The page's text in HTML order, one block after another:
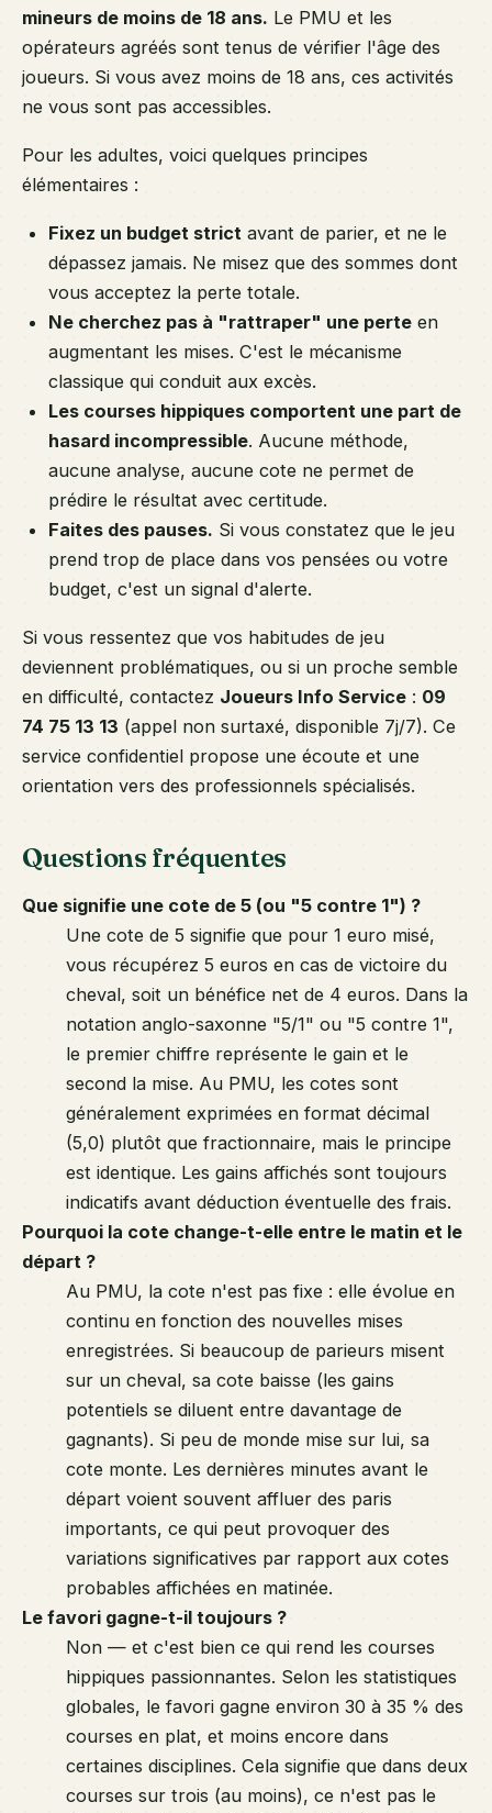
mineurs de moins de 18 ans. Le PMU et les
opérateurs agréés sont tenus de vérifier l'âge des
joueurs. Si vous avez moins de 18 ans, ces activités
ne vous sont pas accessibles.
Pour les adultes, voici quelques principes
élémentaires :
Fixez un budget strict avant de parier, et ne le
dépassez jamais. Ne misez que des sommes dont
vous acceptez la perte totale.
Ne cherchez pas à "rattraper" une perte en
augmentant les mises. C'est le mécanisme
classique qui conduit aux excès.
Les courses hippiques comportent une part de
hasard incompressible. Aucune méthode,
aucune analyse, aucune cote ne permet de
prédire le résultat avec certitude.
Faites des pauses. Si vous constatez que le jeu
prend trop de place dans vos pensées ou votre
budget, c'est un signal d'alerte.
Si vous ressentez que vos habitudes de jeu
deviennent problématiques, ou si un proche semble
en difficulté, contactez Joueurs Info Service : 09
74 75 13 13 (appel non surtaxé, disponible 7j/7). Ce
service confidentiel propose une écoute et une
orientation vers des professionnels spécialisés.
Questions fréquentes
Que signifie une cote de 5 (ou "5 contre 1") ?
Une cote de 5 signifie que pour 1 euro misé,
vous récupérez 5 euros en cas de victoire du
cheval, soit un bénéfice net de 4 euros. Dans la
notation anglo-saxonne "5/1" ou "5 contre 1",
le premier chiffre représente le gain et le
second la mise. Au PMU, les cotes sont
généralement exprimées en format décimal
(5,0) plutôt que fractionnaire, mais le principe
est identique. Les gains affichés sont toujours
indicatifs avant déduction éventuelle des frais.
Pourquoi la cote change-t-elle entre le matin et le
départ ?
Au PMU, la cote n'est pas fixe : elle évolue en
continu en fonction des nouvelles mises
enregistrées. Si beaucoup de parieurs misent
sur un cheval, sa cote baisse (les gains
potentiels se diluent entre davantage de
gagnants). Si peu de monde mise sur lui, sa
cote monte. Les dernières minutes avant le
départ voient souvent affluer des paris
importants, ce qui peut provoquer des
variations significatives par rapport aux cotes
probables affichées en matinée.
Le favori gagne-t-il toujours ?
Non — et c'est bien ce qui rend les courses
hippiques passionnantes. Selon les statistiques
globales, le favori gagne environ 30 à 35 % des
courses en plat, et moins encore dans
certaines disciplines. Cela signifie que dans deux
courses sur trois (au moins), ce n'est pas le